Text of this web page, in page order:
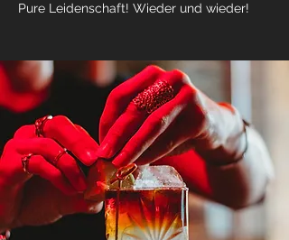
Pure Leidenschaft! Wieder und wieder!